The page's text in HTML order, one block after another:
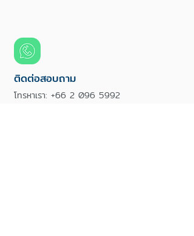
ติดต่อสอบถาม
โทรหาเรา: +66 2 096 5992